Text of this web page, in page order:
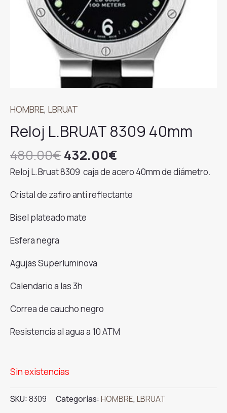
HOMBRE, LBRUAT
Reloj L.BRUAT 8309 40mm
480.00€El
precio
original
era:
480.00€.
432.00€
precio
es:
Reloj L.Bruat 8309 caja de acero 40mm de diámetro.
Cristal de zafiro anti reflectante
Bisel plateado mate
Esfera negra
Agujas Superluminova
Calendario a las 3h
Correa de caucho negro
Resistencia al agua a 10 ATM
L.BRUAT
c
Sin existencias
SKU:8309 Categorías:HOMBRE,LBRUAT